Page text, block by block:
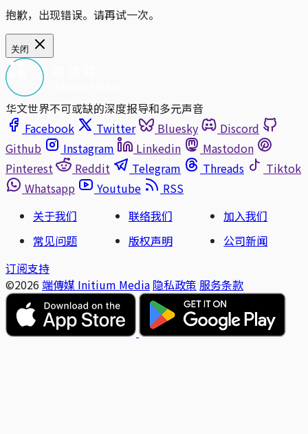
抱歉，出现错误。请再试一次。
关闭
华文世界不可或缺的深度报导和多元声音
Facebook
Twitter Bluesky
Discord
Github
Instagram Linkedin
Mastodon
Pinterest
Reddit Telegram Threads
Tiktok
Whatsapp
Youtube
RSS
关于我们
联络我们
加入我们
常见问题
版权声明
公司新闻
订阅支持
©2026 端傳媒 Initium Media 隐私政策 服务条款